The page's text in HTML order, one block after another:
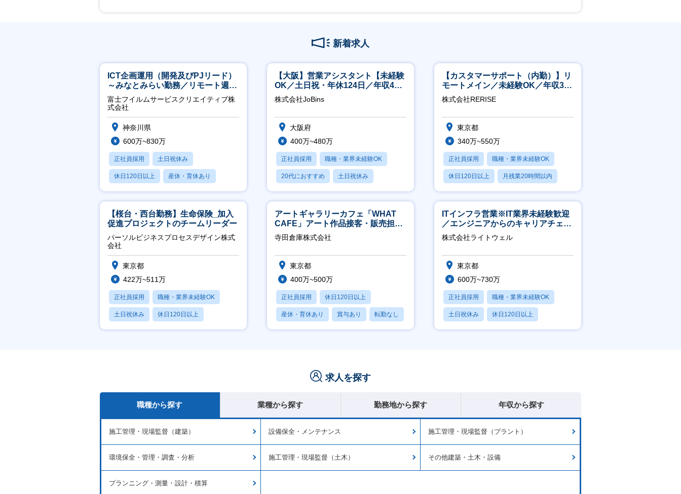
新着求人
ICT企画運用（開発及びPJリード）
～みなとみらい勤務／リモート週
2OK／業務改善～
富士フイルムサービスクリエイティブ株
式会社
神奈川県
600万~830万
正社員採用 土日祝休み
休日120日以上 産休・育休あり
月残業20時間以内
【大阪】営業アシスタント【未経験
OK／土日祝・年休124日／年収400
万～／転勤なし】
株式会社JoBins
大阪府
400万~480万
正社員採用 職種・業界未経験OK
20代におすすめ 土日祝休み
休日120日以上
【カスタマーサポート（内勤）】リ
モートメイン／未経験OK／年収340
万～／年間休日125日
株式会社RERISE
東京都
340万~550万
正社員採用 職種・業界未経験OK
休日120日以上 月残業20時間以内
賞与あり
【桜台・西台勤務】生命保険_加入
促進プロジェクトのチームリーダー
パーソルビジネスプロセスデザイン株式
会社
東京都
422万~511万
正社員採用 職種・業界未経験OK
土日祝休み 休日120日以上
産休・育休あり
アートギャラリーカフェ「WHAT
CAFE」アート作品接客・販売担当
※アート領域未経験可
寺田倉庫株式会社
東京都
400万~500万
正社員採用 休日120日以上
産休・育休あり 賞与あり 転勤なし
ITインフラ営業※IT業界未経験歓迎
／エンジニアからのキャリアチェン
ジ可※【週3～4日リモート可能】
株式会社ライトウェル
東京都
600万~730万
正社員採用 職種・業界未経験OK
土日祝休み 休日120日以上
月残業20時間以内
求人を探す
職種から探す 業種から探す 勤務地から探す 年収から探す
施工管理・現場監督（建築） 設備保全・メンテナンス 施工管理・現場監督（プラント）
環境保全・管理・調査・分析 施工管理・現場監督（土木） その他建築・土木・設備
プランニング・測量・設計・積算